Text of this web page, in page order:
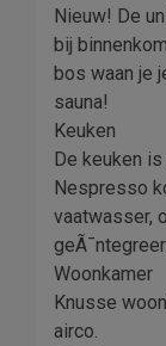
Nieuw! De
bij
bos waan je
sauna!
Keuken
De keuken
Nespresso
vaatwasser,
Woonkamer
Knusse
airco.